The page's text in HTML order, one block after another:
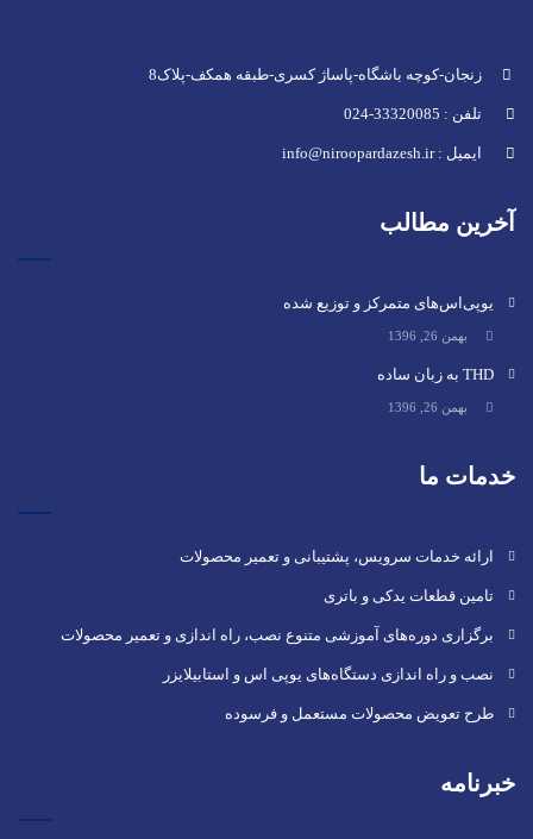
زنجان-کوچه باشگاه-پاساژ کسری-طبقه همکف-پلاک8
تلفن : 33320085-024
ایمیل : info@niroopardazesh.ir
آخرین مطالب
یوپی‌اس‌های متمرکز و توزیع شده
بهمن 26, 1396
THD به زبان ساده
بهمن 26, 1396
خدمات ما
ارائه خدمات سرویس، پشتیبانی و تعمیر محصولات
تامین قطعات یدکی و باتری
برگزاری دوره‌های آموزشی متنوع نصب، راه اندازی و تعمیر محصولات
نصب و راه‌ اندازی دستگاه‌های یوپی اس و استابیلایزر
طرح تعویض محصولات مستعمل و فرسوده
خبرنامه